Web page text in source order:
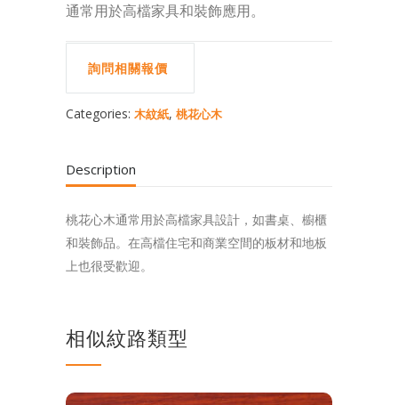
通常用於高檔家具和裝飾應用。
詢問相關報價
Categories: 木紋紙, 桃花心木
Description
桃花心木通常用於高檔家具設計，如書桌、櫥櫃
和裝飾品。在高檔住宅和商業空間的板材和地板
上也很受歡迎。
相似紋路類型